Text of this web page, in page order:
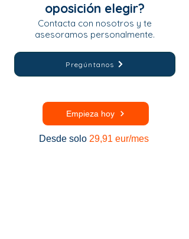
oposición elegir?
Contacta con nosotros y te
asesoramos personalmente.
Pregúntanos
Empieza hoy
Desde solo 29,91 eur/mes